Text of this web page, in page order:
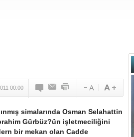
00:00
simalarında Osman Selahattin
Gürbüz?ün işletmeciliğini
bir mekan olan Cadde